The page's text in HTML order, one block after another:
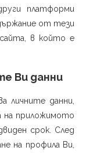
платформи
от тези
в който е
Ви данни
личните данни,
на приложимото
срок. След
на профила Ви,